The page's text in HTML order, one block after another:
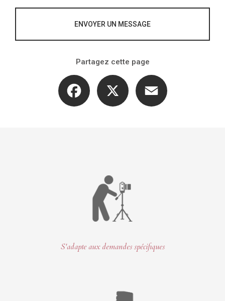
ENVOYER UN MESSAGE
Partagez cette page
Facebook
S'adapte aux demandes spécifiques